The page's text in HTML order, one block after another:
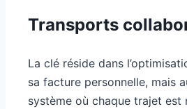
Transports
La clé réside dans
sa facture personnelle, mais
système où chaque trajet